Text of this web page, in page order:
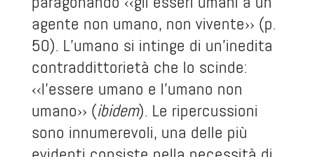
agente non umano, non vivente›› (p.
50). L’umano si intinge di un’inedita
contraddittorietà che lo scinde:
‹‹l’essere umano e l’umano non
umano›› (ibidem). Le ripercussioni
sono innumerevoli, una delle più